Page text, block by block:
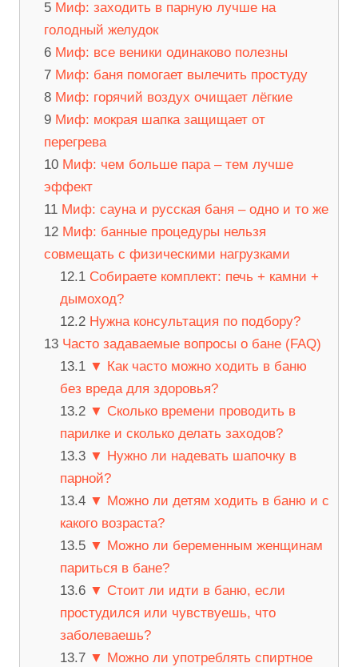
Миф: заходить в парную лучше на
голодный желудок
Миф: все веники одинаково полезны
Миф: баня помогает вылечить простуду
Миф: горячий воздух очищает лёгкие
Миф: мокрая шапка защищает от
перегрева
Миф: чем больше пара – тем лучше
эффект
Миф: сауна и русская баня – одно и то же
Миф: банные процедуры нельзя
совмещать с физическими нагрузками
Собираете комплект: печь + камни +
дымоход?
Нужна консультация по подбору?
Часто задаваемые вопросы о бане (FAQ)
▼ Как часто можно ходить в баню
без вреда для здоровья?
▼ Сколько времени проводить в
парилке и сколько делать заходов?
▼ Нужно ли надевать шапочку в
парной?
▼ Можно ли детям ходить в баню и с
какого возраста?
▼ Можно ли беременным женщинам
париться в бане?
▼ Стоит ли идти в баню, если
простудился или чувствуешь, что
заболеваешь?
▼ Можно ли употреблять спиртное